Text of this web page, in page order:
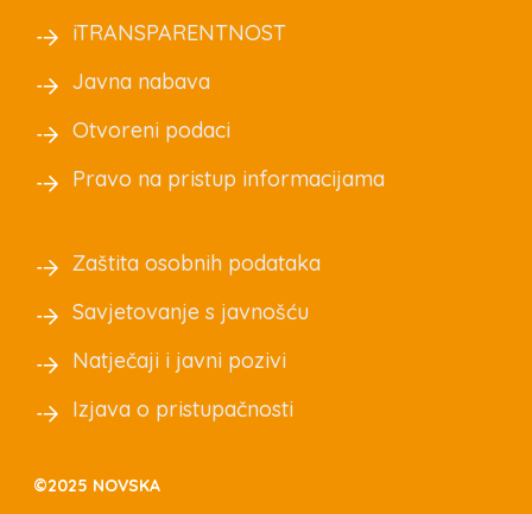
iTRANSPARENTNOST
Javna nabava
Otvoreni podaci
Pravo na pristup informacijama
Zaštita osobnih podataka
Savjetovanje s javnošću
Natječaji i javni pozivi
Izjava o pristupačnosti
©2025 NOVSKA